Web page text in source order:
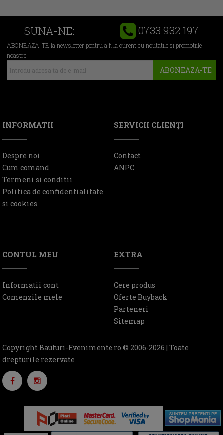
SUNA-NE: 0733 932 197
ABONEAZA-TE la newsletter pentru a fi la curent cu noutatile si promotiile
noastre
ABONEAZA-TE
INFORMATII
Despre noi
Cum comand
Termeni si conditii
Politica de confidentialitate
si cookies
SERVICII CLIENŢI
Contact
ANPC
CONTUL MEU
Informatii cont
Comenzile mele
EXTRA
Cere produs
Oferte Buyback
Parteneri
Sitemap
Copyright Bauturi-Evenimente.ro © 2006-2026 | Toate
drepturile rezervate